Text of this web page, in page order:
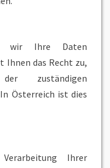
wir Ihre Daten
das Recht zu,
zuständigen
Österreich ist dies
Ihrer